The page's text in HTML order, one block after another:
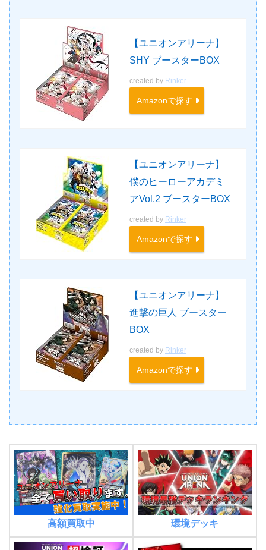
【ユニオンアリーナ】
SHY ブースターBOX
created by Rinker
Amazonで探す
【ユニオンアリーナ】
僕のヒーローアカデミ
アVol.2 ブースターBOX
created by Rinker
Amazonで探す
【ユニオンアリーナ】
進撃の巨人 ブースター
BOX
created by Rinker
Amazonで探す
高額買取中 環境デッキ